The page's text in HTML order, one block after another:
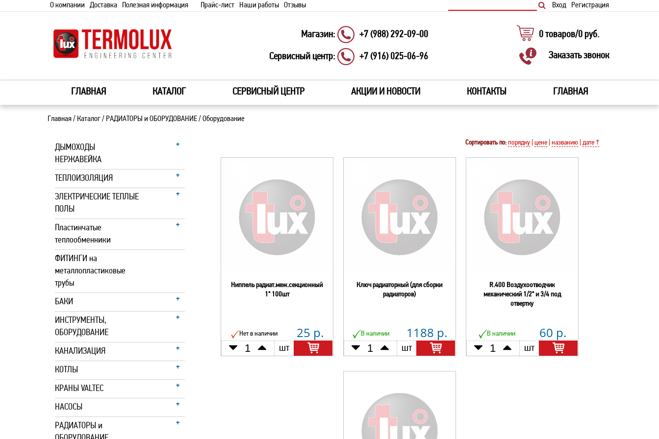
Прайс-лист
О компании Доставка Полезная информация Наши работы Отзывы Вход Регистрация
Магазин: +7 (988) 292-09-00
Сервисный центр: +7 (916) 025-06-96
0 товаров/0 руб.
Заказать звонок
ГЛАВНАЯ КАТАЛОГ СЕРВИСНЫЙ ЦЕНТР АКЦИИ И НОВОСТИ КОНТАКТЫ ГЛАВНАЯ
Главная/ Каталог/ РАДИАТОРЫ и ОБОРУДОВАНИЕ/ Оборудование
ДЫМОХОДЫ
НЕРЖАВЕЙКА
ТЕПЛОИЗОЛЯЦИЯ
ЭЛЕКТРИЧЕСКИЕ ТЕПЛЫЕ
ПОЛЫ
Пластинчатые
теплообменники
ФИТИНГИ на
металлопластиковые
трубы
БАКИ
ИНСТРУМЕНТЫ,
ОБОРУДОВАНИЕ
КАНАЛИЗАЦИЯ
КОТЛЫ
КРАНЫ VALTEC
НАСОСЫ
РАДИАТОРЫ и
Сортировать по: порядку цене названию дате ↑
Ниппель радиат.меж.секционный
1" 100шт
Нет в наличии 25 р.
шт
Ключ радиаторный (для сборки
радиаторов)
В наличии 1188 р.
шт
R.400 Воздухоотводчик
механический 1/2" и 3/4 под
отвертку
В наличии 60 р.
шт